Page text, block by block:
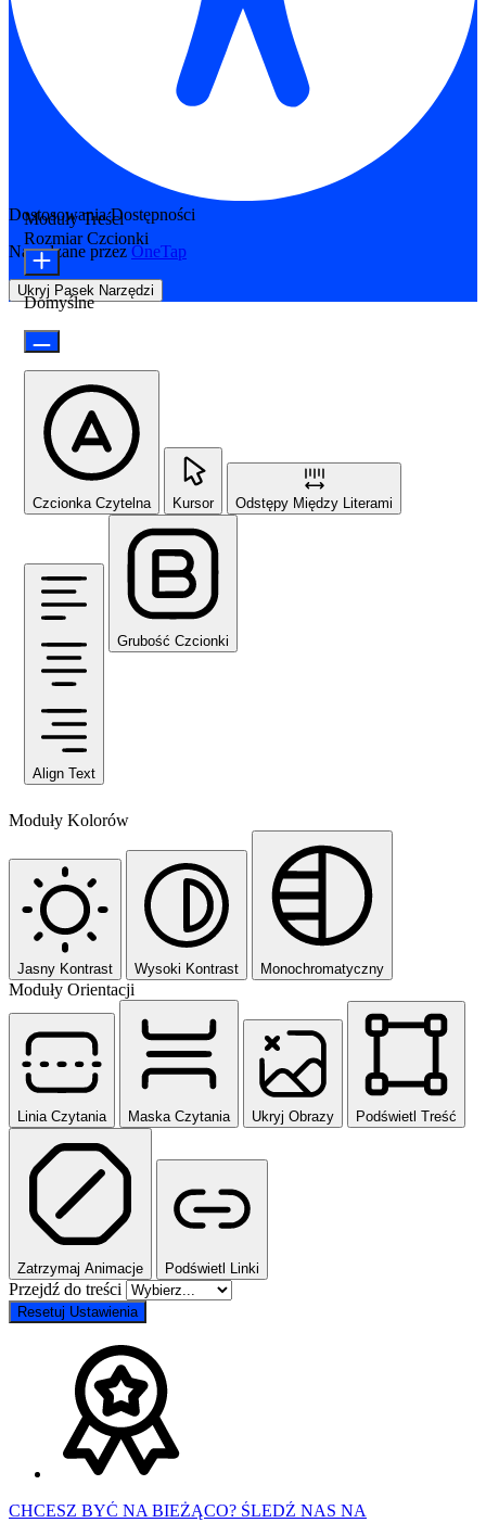
Dostosowania Dostępności
Napędzane przez OneTap
Ukryj Pasek Narzędzi
Moduły Treści
Rozmiar Czcionki
Domyślne
Czcionka Czytelna Kursor Odstępy Między Literami
Align Text
Grubość Czcionki
Moduły Kolorów
Jasny Kontrast Wysoki Kontrast Monochromatyczny
Moduły Orientacji
Linia Czytania Maska Czytania Ukryj Obrazy Podświetl Treść
Zatrzymaj Animacje Podświetl Linki
Przejdź do treści
Resetuj Ustawienia
CHCESZ BYĆ NA BIEŻĄCO? ŚLEDŹ NAS NA